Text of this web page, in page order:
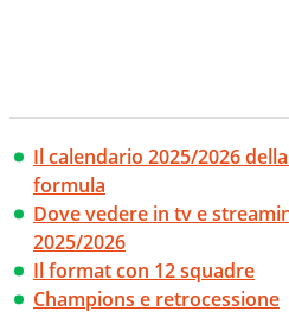
Il calendario 2025/2026
formula
Dove vedere in tv e
2025/2026
Il format con 12 squadre
Champions e retrocessione